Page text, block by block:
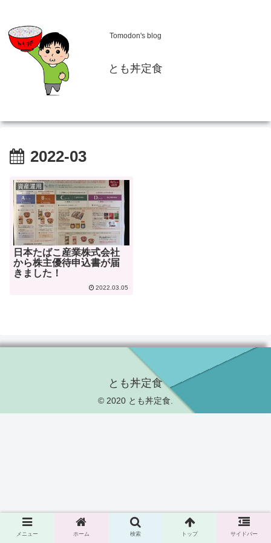
Tomodon's blog
とも丼定食
2022-03
資産運用
日本たばこ産業株式会社
から株主優待申込書が届
きました！
2022.03.05
とも丼定食
© 2020 とも丼定食.
メニュー ホーム 検索 トップ サイドバー